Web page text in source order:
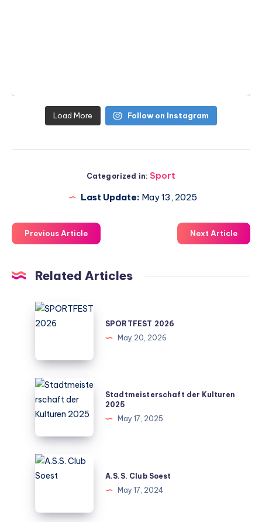
Load More Follow on Instagram
Categorized in: Sport
Last Update: May 13, 2025
Previous Article Next Article
Related Articles
SPORTFEST
2026
SPORTFEST 2026
May 20, 2026
Stadtmeisterschaft
der
Kulturen
Stadtmeisterschaft der Kulturen
2025
May 17, 2025
A.S.S.
Club
A.S.S. Club Soest
May 17, 2024